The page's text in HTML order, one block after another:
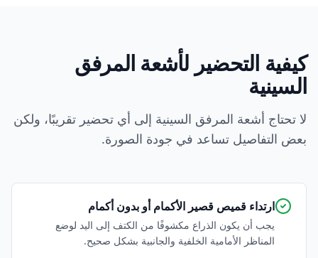
كيفية التحضير لأشعة المرفق
السينية
لا تحتاج أشعة المرفق السينية إلى أي تحضير تقريبًا، ولكن
بعض التفاصيل تساعد في جودة الصورة.
ارتداء قميص قصير الأكمام أو بدون أكمام
يجب أن يكون الذراع مكشوفًا من الكتف إلى اليد لوضع
المناظر الأمامية الخلفية والجانبية بشكل صحيح.